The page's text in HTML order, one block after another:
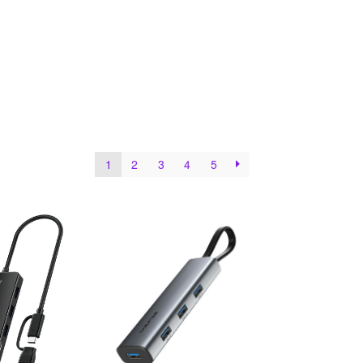
1 2 3 4 5